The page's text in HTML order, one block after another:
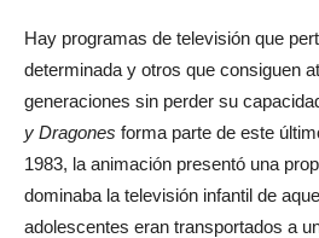
Hay programas de televisión que
determinada y otros que consiguen
generaciones sin perder su
y Dragones forma parte de este
1983, la animación presentó una
dominaba la televisión infantil de
adolescentes eran transportados a